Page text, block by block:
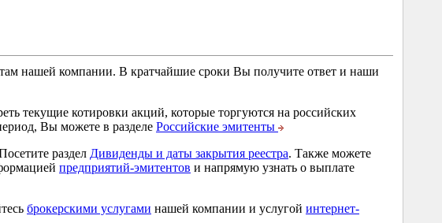
нашей компании. В кратчайшие сроки Вы получите ответ и наши
текущие котировки акций, которые торгуются на российских
Вы можете в разделе Российские эмитенты
раздел Дивиденды и даты закрытия реестра. Также можете
предприятий-эмитентов и напрямую узнать о выплате
брокерскими услугами нашей компании и услугой интернет-